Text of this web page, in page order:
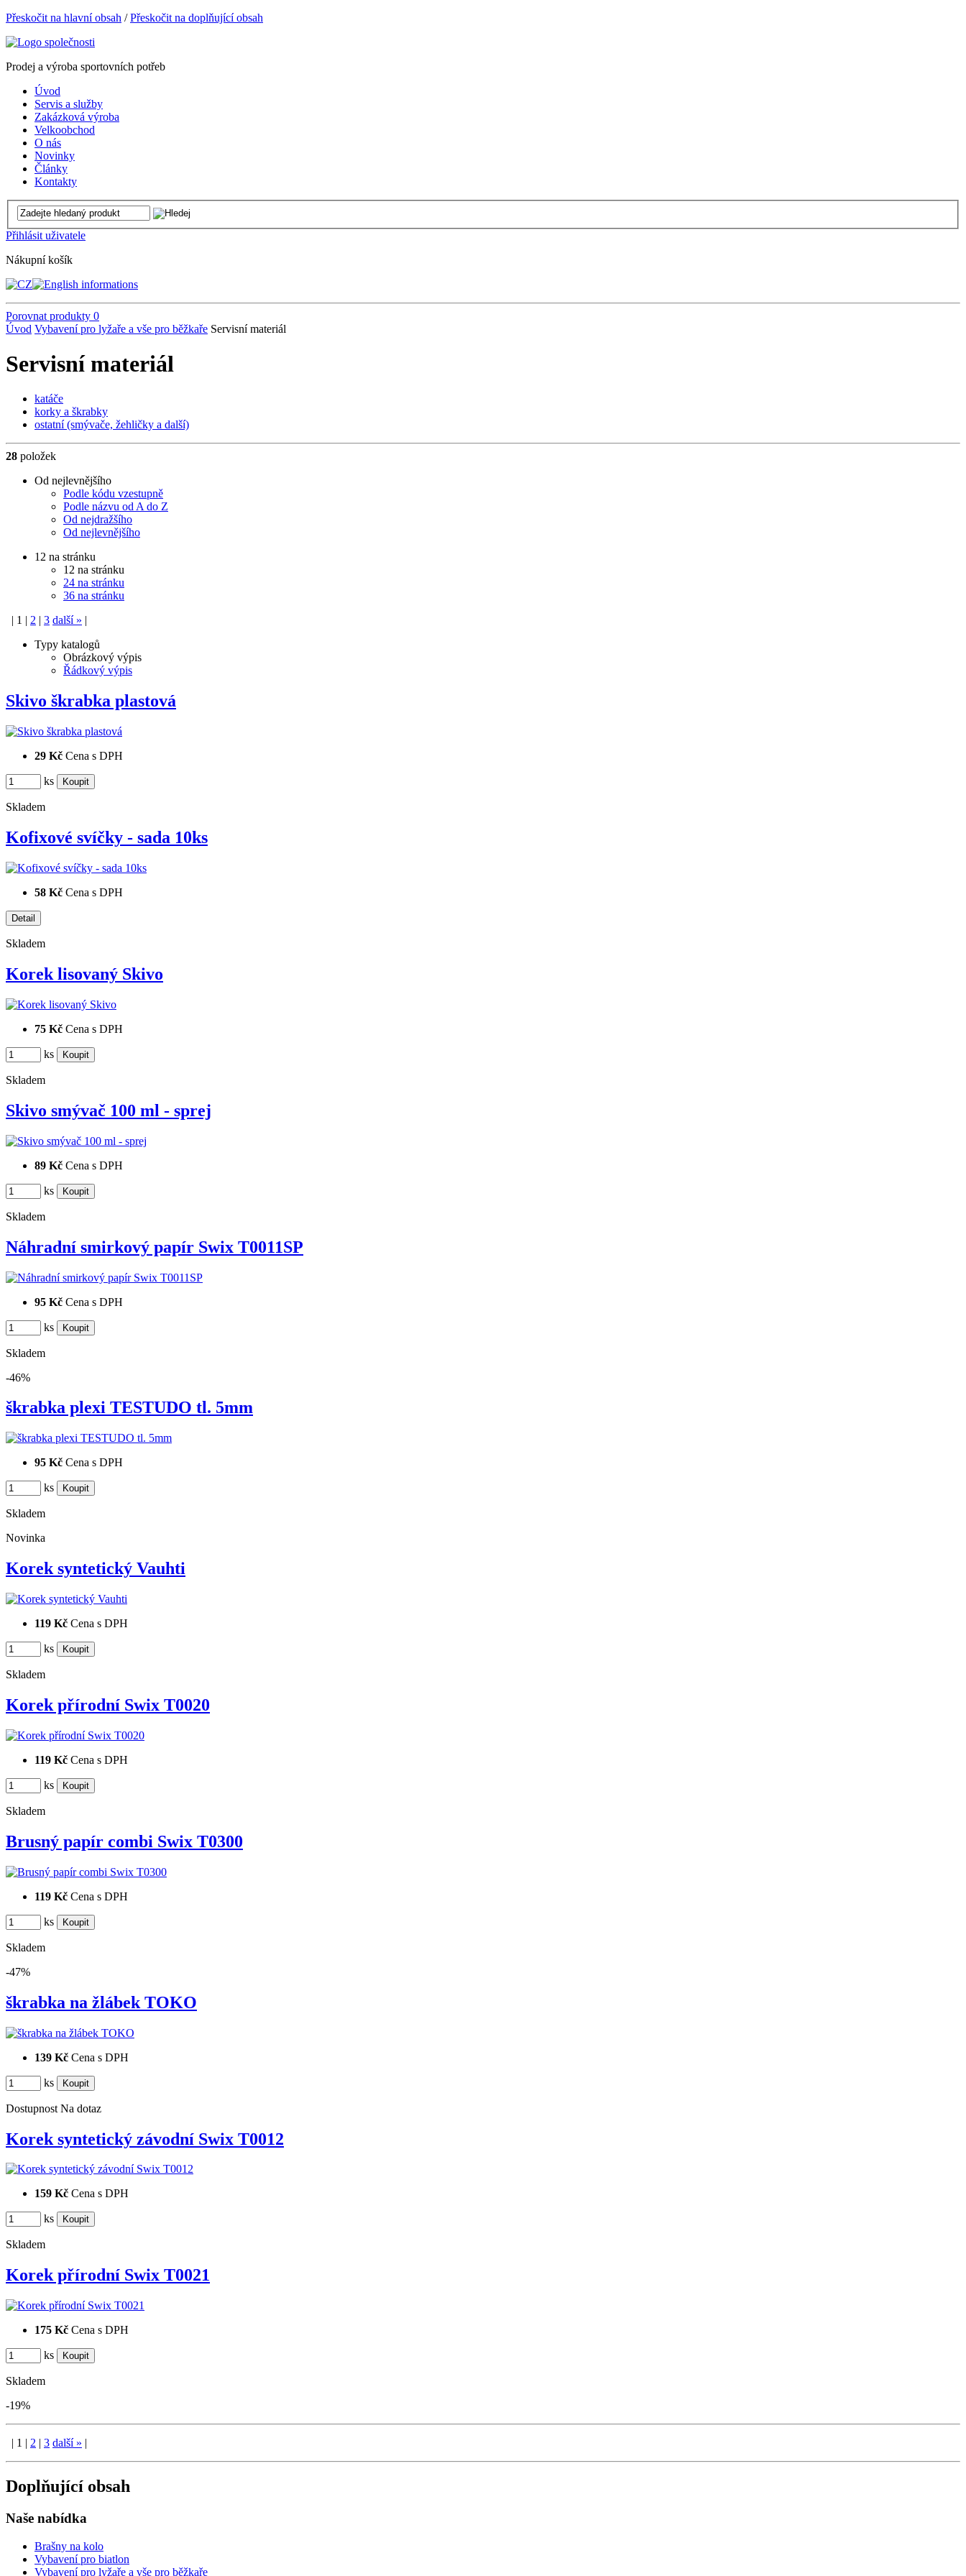
Přeskočit na hlavní obsah /Přeskočit na doplňující obsah
Prodej a výroba sportovních potřeb
Úvod
Servis a služby
Zakázková výroba
Velkoobchod
O nás
Novinky
Články
Kontakty
Přihlásit uživatele
Nákupní košík
Porovnat produkty 0
Úvod Vybavení pro lyžaře a vše pro běžkaře Servisní materiál
Servisní materiál
katáče
korky a škrabky
ostatní (smývače, žehličky a další)
28 položek
Od nejlevnějšího
Podle kódu vzestupně
Podle názvu od A do Z
Od nejdražšího
Od nejlevnějšího
12 na stránku
12 na stránku
24 na stránku
36 na stránku
1 2 3 další »
Typy katalogů
Obrázkový výpis
Řádkový výpis
Skivo škrabka plastová
29 Kč Cena s DPH
ks
Skladem
Kofixové svíčky - sada 10ks
58 Kč Cena s DPH
Skladem
Korek lisovaný Skivo
75 Kč Cena s DPH
ks
Skladem
Skivo smývač 100 ml - sprej
89 Kč Cena s DPH
ks
Skladem
Náhradní smirkový papír Swix T0011SP
95 Kč Cena s DPH
ks
Skladem
-46%
škrabka plexi TESTUDO tl. 5mm
95 Kč Cena s DPH
ks
Skladem
Novinka
Korek syntetický Vauhti
119 Kč Cena s DPH
ks
Skladem
Korek přírodní Swix T0020
119 Kč Cena s DPH
ks
Skladem
Brusný papír combi Swix T0300
119 Kč Cena s DPH
ks
Skladem
-47%
škrabka na žlábek TOKO
139 Kč Cena s DPH
ks
Dostupnost Na dotaz
Korek syntetický závodní Swix T0012
159 Kč Cena s DPH
ks
Skladem
Korek přírodní Swix T0021
175 Kč Cena s DPH
ks
Skladem
-19%
| 1 | 2 | 3 další» |
Doplňující obsah
Naše nabídka
Brašny na kolo
Vybavení pro biatlon
Vybavení pro lyžaře a vše pro běžkaře